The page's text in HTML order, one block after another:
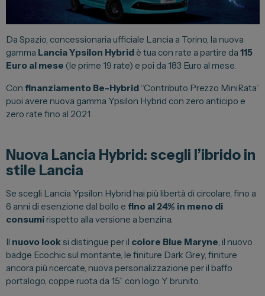
Fiat Professional
Citroen
Auto Usate e Km Zero
Officina
Carrozzeria
Vendi la tua auto
Soluzioni Business
Da Spazio, concessionaria ufficiale Lancia a Torino, la nuova
gamma Lancia Ypsilon Hybrid è tua con rate a partire da 115
Euro al mese (le prime 19 rate) e poi da 183 Euro al mese.
Con finanziamento Be-Hybrid“Contributo Prezzo MiniRata”
puoi avere nuova gamma Ypsilon Hybrid con zero anticipo e
zero rate fino al 2021.
Nuova Lancia Hybrid: scegli l’ibrido in
stile Lancia
Se scegli Lancia Ypsilon Hybrid hai più libertà di circolare, fino a
6 anni di esenzione dal bollo e fino al 24% in meno di
consumirispetto alla versione a benzina.
Il nuovo look si distingue per il colore Blue Maryne , il nuovo
badge Ecochic sul montante, le finiture Dark Grey, finiture
ancora più ricercate, nuova personalizzazione per il baffo
portalogo, coppe ruota da 15’’ con logo Y brunito.